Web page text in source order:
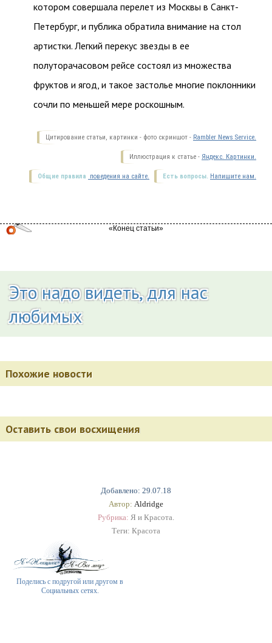
Добавлено: 29.07.18
Автор: Aldridge
Рубрика: Я и Красота.
Теги: Красота
Поделись с подругой или другом в
Социальных сетях.
котором совершала перелет из Москвы в Санкт-
Петербург, и публика обратила внимание на стол
артистки. Легкий перекус звезды в ее
полуторачасовом рейсе состоял из множества
фруктов и ягод, и такое застолье многие поклонники
сочли по меньшей мере роскошным.
Цитирование статьи, картинки - фото скриншот - Rambler News Service.
Иллюстрация к статье - Яндекс. Картинки.
Есть вопросы. Напишите нам.
Общие правила поведения на сайте.
Это надо видеть, для нас
любимых
Похожие новости
Оставить свои восхищения